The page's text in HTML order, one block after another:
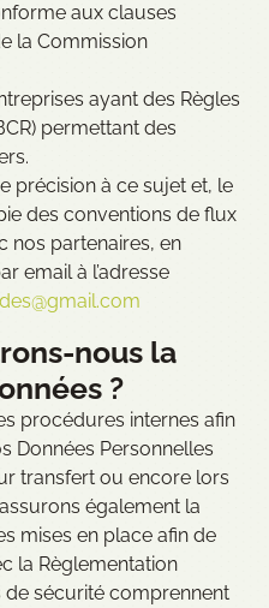
aux clauses
la Commission
ayant des Règles
permettant des
précision à ce sujet et, le
des conventions de flux
nos partenaires, en
email à l’adresse
nous la
?
procédures internes afin
Données Personnelles
transfert ou encore lors
également la
mises en place afin de
la Règlementation
sécurité comprennent